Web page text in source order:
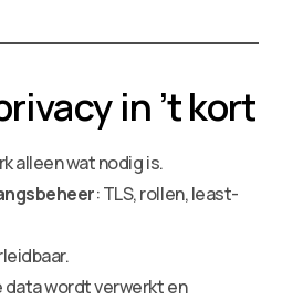
in ’t kort
alleen wat nodig is.
: TLS, rollen, least-
data wordt verwerkt en